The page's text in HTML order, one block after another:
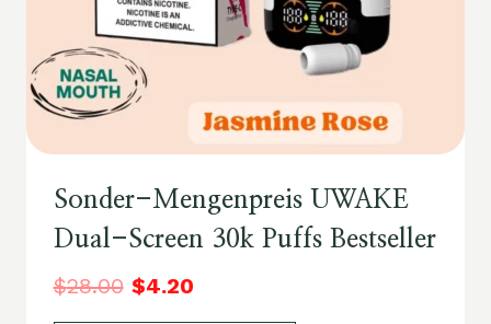
Sonder-Mengenpreis UWAKE
Dual-Screen 30k Puffs Bestseller
$28.00 $4.20